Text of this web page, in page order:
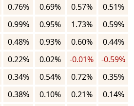
0.76% 0.69% 0.57%
0.51%
0.99% 0.95% 1.73%
0.59%
0.48% 0.93% 0.60%
0.44%
0.22% 0.02% -0.01%
-0.59%
0.34% 0.54% 0.72%
0.35%
0.38% 0.10% 0.21%
0.14%